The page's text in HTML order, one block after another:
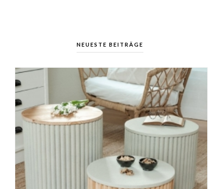
NEUESTE BEITRÄGE